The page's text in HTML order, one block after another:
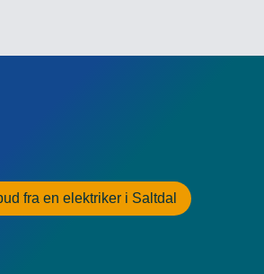
fra en elektriker i Saltdal